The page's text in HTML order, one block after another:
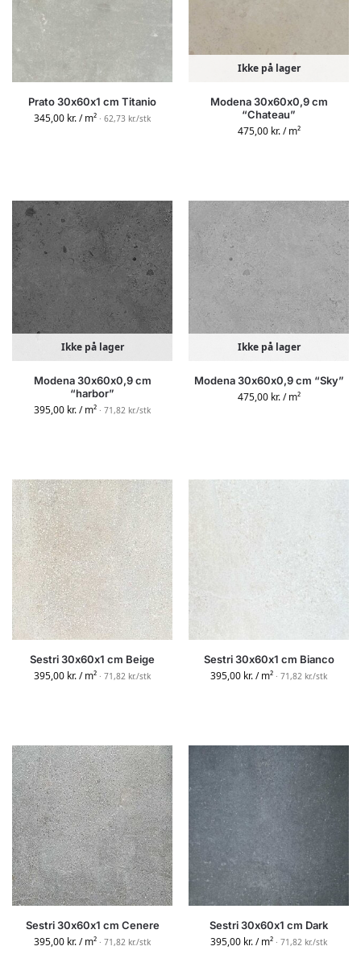
Prato 30x60x1 cm Titanio
345,00 kr./ m² · 62,73 kr./stk
Ikke på lager
Modena 30x60x0,9 cm
“Chateau”
475,00 kr. / m²
Ikke på lager
Modena 30x60x0,9 cm
“harbor”
395,00 kr./ m² · 71,82 kr./stk
Ikke på lager
Modena 30x60x0,9 cm “Sky”
475,00 kr. / m²
Sestri 30x60x1 cm Beige
395,00 kr./ m² · 71,82 kr./stk
Sestri 30x60x1 cm Bianco
395,00 kr./ m² · 71,82 kr./stk
Sestri 30x60x1 cm Cenere
395,00 kr./ m² · 71,82 kr./stk
Sestri 30x60x1 cm Dark
395,00 kr./ m² · 71,82 kr./stk